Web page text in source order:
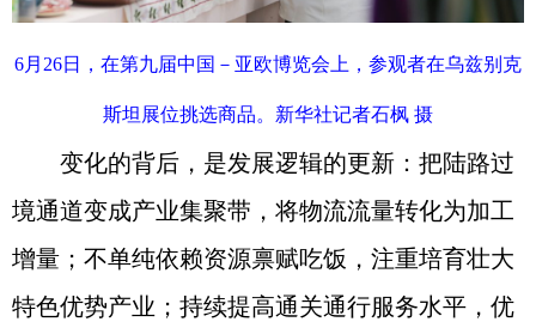
6月26日，在第九届中国－亚欧博览会上，参观者在乌兹别克
斯坦展位挑选商品。新华社记者石枫 摄
变化的背后，是发展逻辑的更新：把陆路过
境通道变成产业集聚带，将物流流量转化为加工
增量；不单纯依赖资源禀赋吃饭，注重培育壮大
特色优势产业；持续提高通关通行服务水平，优